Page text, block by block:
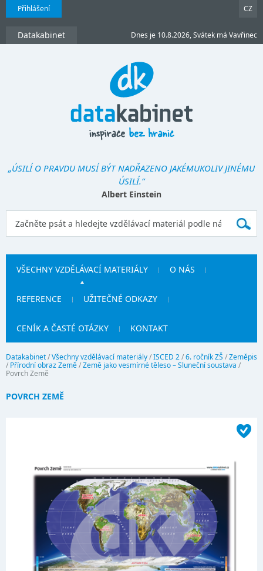
Přihlášení CZ
Datakabinet Dnes je 10.8.2026, Svátek má Vavřinec
„ÚSILÍ O PRAVDU MUSÍ BÝT NADŘAZENO JAKÉMUKOLIV JINÉMU
ÚSILÍ.“
Albert Einstein
VŠECHNY VZDĚLÁVACÍ MATERIÁLY O NÁS
REFERENCE UŽITEČNÉ ODKAZY
CENÍK A ČASTÉ OTÁZKY KONTAKT
Datakabinet/Všechny vzdělávací materiály/ISCED 2/6. ročník ZŠ /Zeměpis
/ Přírodní obraz Země/Země jako vesmírné těleso – Sluneční soustava /
Povrch Země
POVRCH ZEMĚ